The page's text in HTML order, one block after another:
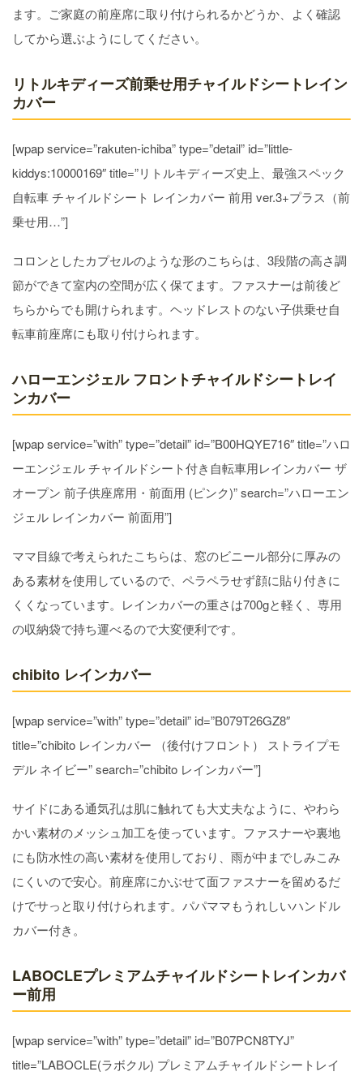
ます。ご家庭の前座席に取り付けられるかどうか、よく確認
してから選ぶようにしてください。
リトルキディーズ前乗せ用チャイルドシートレイン
カバー
[wpap service=”rakuten-ichiba” type=”detail” id=”little-
kiddys:10000169″ title=”リトルキディーズ史上、最強スペック
自転車 チャイルドシート レインカバー 前用 ver.3+プラス（前
乗せ用…”]
コロンとしたカプセルのような形のこちらは、3段階の高さ調
節ができて室内の空間が広く保てます。ファスナーは前後ど
ちらからでも開けられます。ヘッドレストのない子供乗せ自
転車前座席にも取り付けられます。
ハローエンジェル フロントチャイルドシートレイ
ンカバー
[wpap service=”with” type=”detail” id=”B00HQYE716″ title=”ハロ
ーエンジェル チャイルドシート付き自転車用レインカバー ザ
オープン 前子供座席用・前面用 (ピンク)” search=”ハローエン
ジェル レインカバー 前面用”]
ママ目線で考えられたこちらは、窓のビニール部分に厚みの
ある素材を使用しているので、ペラペラせず顔に貼り付きに
くくなっています。レインカバーの重さは700gと軽く、専用
の収納袋で持ち運べるので大変便利です。
chibito レインカバー
[wpap service=”with” type=”detail” id=”B079T26GZ8″
title=”chibito レインカバー （後付けフロント） ストライプモ
デル ネイビー” search=”chibito レインカバー”]
サイドにある通気孔は肌に触れても大丈夫なように、やわら
かい素材のメッシュ加工を使っています。ファスナーや裏地
にも防水性の高い素材を使用しており、雨が中までしみこみ
にくいので安心。前座席にかぶせて面ファスナーを留めるだ
けでサっと取り付けられます。パパママもうれしいハンドル
カバー付き。
LABOCLEプレミアムチャイルドシートレインカバ
ー前用
[wpap service=”with” type=”detail” id=”B07PCN8TYJ”
title=”LABOCLE(ラボクル) プレミアムチャイルドシートレイ